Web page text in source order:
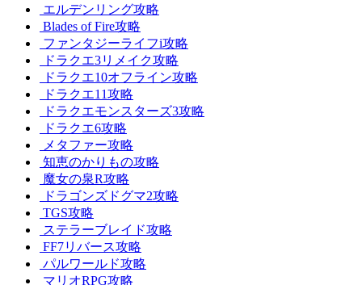
エルデンリング攻略
Blades of Fire攻略
ファンタジーライフi攻略
ドラクエ3リメイク攻略
ドラクエ10オフライン攻略
ドラクエ11攻略
ドラクエモンスターズ3攻略
ドラクエ6攻略
メタファー攻略
知恵のかりもの攻略
魔女の泉R攻略
ドラゴンズドグマ2攻略
TGS攻略
ステラーブレイド攻略
FF7リバース攻略
パルワールド攻略
マリオRPG攻略